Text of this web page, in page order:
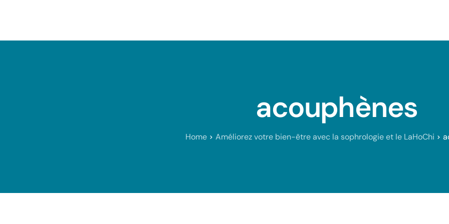
acouphènes
Home Améliorez votre bien-être avec la sophrologie et le LaHoChi